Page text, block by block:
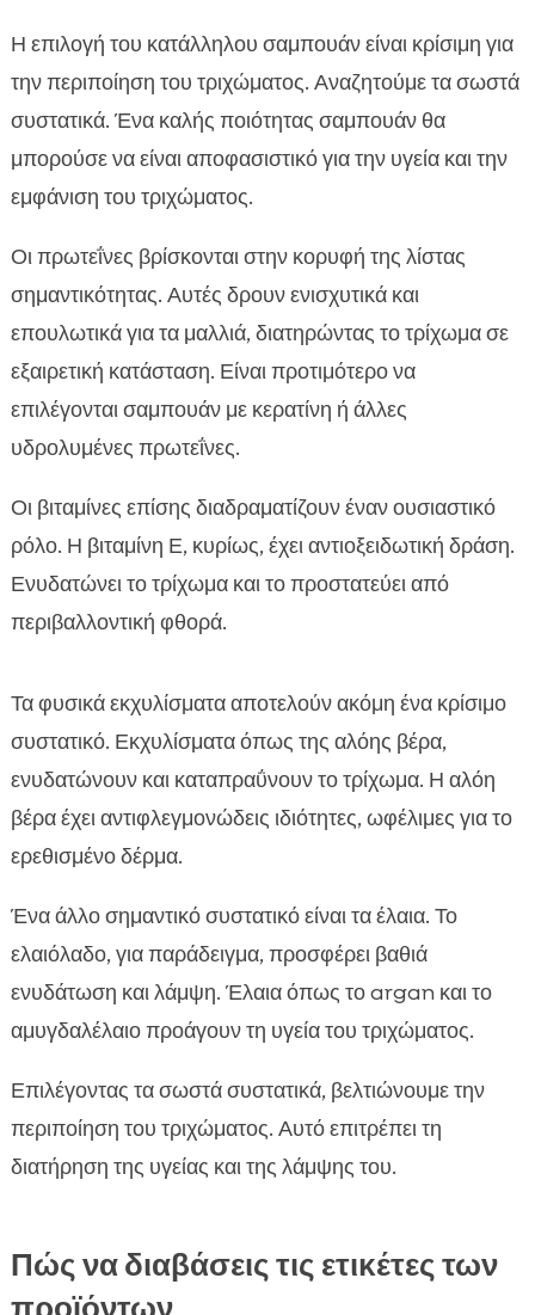
Η επιλογή του κατάλληλου σαμπουάν είναι κρίσιμη για
την περιποίηση του τριχώματος. Αναζητούμε τα σωστά
συστατικά. Ένα καλής ποιότητας σαμπουάν θα
μπορούσε να είναι αποφασιστικό για την υγεία και την
εμφάνιση του τριχώματος.
Οι πρωτεΐνες βρίσκονται στην κορυφή της λίστας
σημαντικότητας. Αυτές δρουν ενισχυτικά και
επουλωτικά για τα μαλλιά, διατηρώντας το τρίχωμα σε
εξαιρετική κατάσταση. Είναι προτιμότερο να
επιλέγονται σαμπουάν με κερατίνη ή άλλες
υδρολυμένες πρωτεΐνες.
Οι βιταμίνες επίσης διαδραματίζουν έναν ουσιαστικό
ρόλο. Η βιταμίνη Ε, κυρίως, έχει αντιοξειδωτική δράση.
Ενυδατώνει το τρίχωμα και το προστατεύει από
περιβαλλοντική φθορά.
Τα φυσικά εκχυλίσματα αποτελούν ακόμη ένα κρίσιμο
συστατικό. Εκχυλίσματα όπως της αλόης βέρα,
ενυδατώνουν και καταπραΰνουν το τρίχωμα. Η αλόη
βέρα έχει αντιφλεγμονώδεις ιδιότητες, ωφέλιμες για το
ερεθισμένο δέρμα.
Ένα άλλο σημαντικό συστατικό είναι τα έλαια. Το
ελαιόλαδο, για παράδειγμα, προσφέρει βαθιά
ενυδάτωση και λάμψη. Έλαια όπως το argan και το
αμυγδαλέλαιο προάγουν τη υγεία του τριχώματος.
Επιλέγοντας τα σωστά συστατικά, βελτιώνουμε την
περιποίηση του τριχώματος. Αυτό επιτρέπει τη
διατήρηση της υγείας και της λάμψης του.
Πώς να διαβάσεις τις ετικέτες των